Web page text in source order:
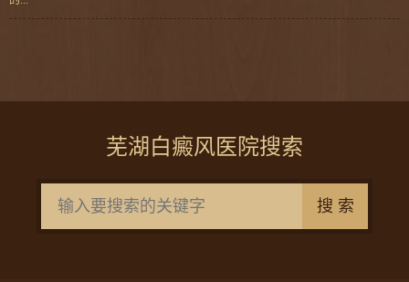
芜湖白癜风医院搜索
搜 索